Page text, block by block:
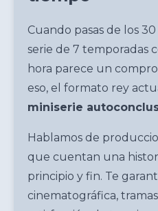
Cuando pasas de los
serie de 7 temporadas
hora parece un
eso, el formato rey
miniserie
Hablamos de
que cuentan una
principio y fin. Te
cinematográfica,